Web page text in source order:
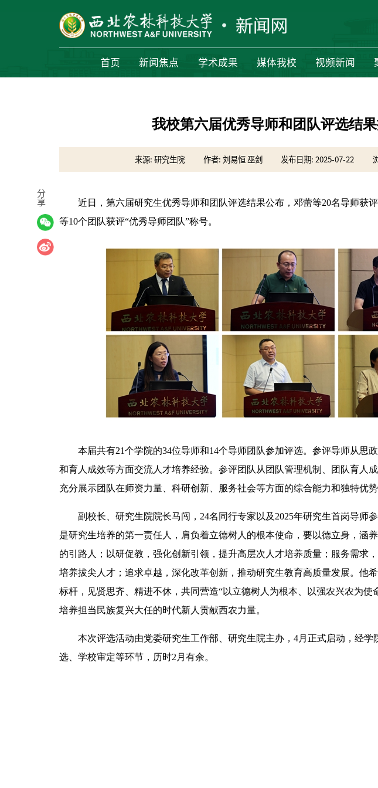
首页 新闻焦点 学术成果 媒体我校 视频新闻
我校第六届优秀导师和团队评选结
来源: 研究生院 作者: 刘易恒 巫剑 发布日期: 2025-07-22
近日，第六届研究生优秀导师和团队评选结果公布，邓蕾等20名导师获
等10个团队获评“优秀导师团队”称号。
本届共有21个学院的34位导师和14个导师团队参加评选。参评导师从思
和育人成效等方面交流人才培养经验。参评团队从团队管理机制、团队育人
充分展示团队在师资力量、科研创新、服务社会等方面的综合能力和独特优势
副校长、研究生院院长马闯，24名同行专家以及2025年研究生首岗导师
是研究生培养的第一责任人，肩负着立德树人的根本使命，要以德立身，涵
的引路人；以研促教，强化创新引领，提升高层次人才培养质量；服务需求
培养拔尖人才；追求卓越，深化改革创新，推动研究生教育高质量发展。他
标杆，见贤思齐、精进不休，共同营造“以立德树人为根本、以强农兴农为使
培养担当民族复兴大任的时代新人贡献西农力量。
本次评选活动由党委研究生工作部、研究生院主办，4月正式启动，经学
选、学校审定等环节，历时2月有余。
分
享